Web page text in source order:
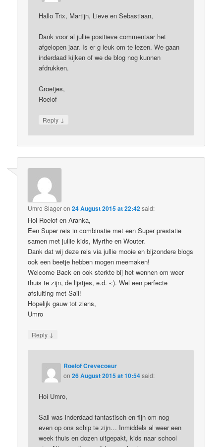
Hallo Trix, Martijn, Lieve en Sebastiaan,
Dank voor al jullie positieve commentaar het
afgelopen jaar. Is er g leuk om te lezen. We gaan
inderdaad kijken of we de blog nog kunnen
afdrukken.
Groetjes,
Roelof
Reply ↓
Umro Slageron24 August 2015 at 22:42said:
Hoi Roelof en Aranka,
Een Super reis in combinatie met een Super prestatie
samen met jullie kids, Myrthe en Wouter.
Dank dat wij deze reis via jullie mooie en bijzondere blogs
ook een beetje hebben mogen meemaken!
Welcome Back en ook sterkte bij het wennen om weer
thuis te zijn, de lijstjes, e.d. -:). Wel een perfecte
afsluiting met Sail!
Hopelijk gauw tot ziens,
Umro
Reply ↓
Roelof Crevecoeur
on26 August 2015 at 10:54said:
Hoi Umro,
Sail was inderdaad fantastisch en fijn om nog
even op ons schip te zijn… Inmiddels al weer een
week thuis en dozen uitgepakt, kids naar school